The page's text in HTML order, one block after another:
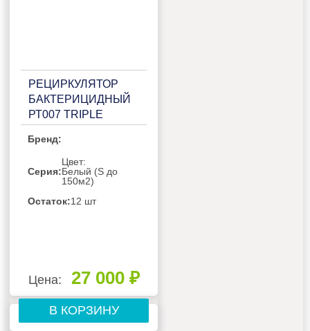
РЕЦИРКУЛЯТОР
БАКТЕРИЦИДНЫЙ
РТ007 TRIPLE
Бренд:
Серия:
Цвет:
Белый (S до
150м2)
Остаток:12 шт
Цена: 27 000 ₽
В КОРЗИНУ